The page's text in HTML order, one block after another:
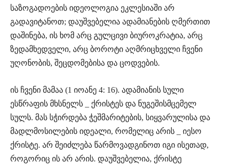
საზოგადოების იდეოლოგია ეკლესიაში არ
გადავიტანოთ; დაუშვებელია ადამიანების ღმერთით
დაშინება, ის ხომ არც გულცივი ბიუროკრატია, არც
ზედამხედველი, არც ბოროტი აღმრიცხველი ჩვენი
უღონობის, შეცდომებისა და ცოდვების.
ის ჩვენი მამაა (1 იოანე 4: 16). ადამიანის სული
ესწრაფის მხსნელს _ ქრისტეს და ნუგეშისმცემელ
სულს. მას სჭირდება ჭეშმარიტების, სიყვარულისა და
მადლმოსილების იდეალი, რომელიც არის _ იესო
ქრისტე. არ შეიძლება წარმოვადგინოთ იგი ისეთად,
როგორიც ის არ არის. დაუშვებელია, ქრისტე